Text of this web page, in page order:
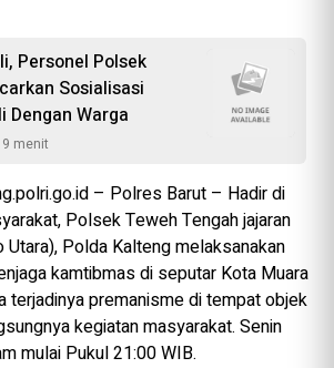
Personel Polsek
Sosialisasi
Dengan Warga
menit
– Polres Barut – Hadir di
Polsek Teweh Tengah jajaran
Polda Kalteng melaksanakan
kamtibmas di seputar Kota Muara
terjadinya premanisme di tempat objek
kegiatan masyarakat. Senin
mulai Pukul 21:00 WIB.